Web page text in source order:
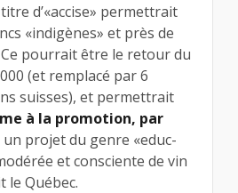
d’«accise» permettrait
«indigènes» et près de
pourrait être le retour du
(et remplacé par 6
suisses), et permettrait
à la promotion, par
un projet du genre «educ-
et consciente de vin
le Québec.